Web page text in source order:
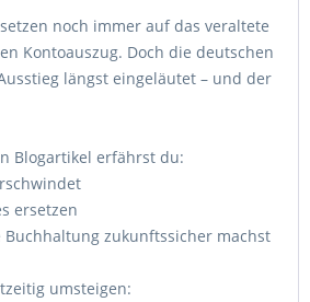
noch immer auf das veraltete
Kontoauszug. Doch die deutschen
längst eingeläutet – und der
Blogartikel erfährst du:
ersetzen
Buchhaltung zukunftssicher machst
umsteigen: